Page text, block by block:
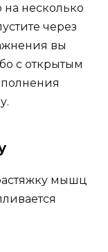
на несколько
через
вы
с открытым
мышц